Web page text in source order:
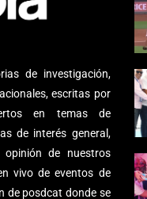
de investigación,
escritas por
en temas de
de interés general,
opinión de nuestros
vivo de eventos de
de posdcat donde se